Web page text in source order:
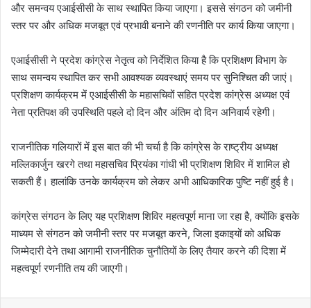
और समन्वय एआईसीसी के साथ स्थापित किया जाएगा। इससे संगठन को जमीनी
स्तर पर और अधिक मजबूत एवं प्रभावी बनाने की रणनीति पर कार्य किया जाएगा।
एआईसीसी ने प्रदेश कांग्रेस नेतृत्व को निर्देशित किया है कि प्रशिक्षण विभाग के
साथ समन्वय स्थापित कर सभी आवश्यक व्यवस्थाएं समय पर सुनिश्चित की जाएं।
प्रशिक्षण कार्यक्रम में एआईसीसी के महासचिवों सहित प्रदेश कांग्रेस अध्यक्ष एवं
नेता प्रतिपक्ष की उपस्थिति पहले दो दिन और अंतिम दो दिन अनिवार्य रहेगी।
राजनीतिक गलियारों में इस बात की भी चर्चा है कि कांग्रेस के राष्ट्रीय अध्यक्ष
मल्लिकार्जुन खरगे तथा महासचिव प्रियंका गांधी भी प्रशिक्षण शिविर में शामिल हो
सकती हैं। हालांकि उनके कार्यक्रम को लेकर अभी आधिकारिक पुष्टि नहीं हुई है।
कांग्रेस संगठन के लिए यह प्रशिक्षण शिविर महत्वपूर्ण माना जा रहा है, क्योंकि इसके
माध्यम से संगठन को जमीनी स्तर पर मजबूत करने, जिला इकाइयों को अधिक
जिम्मेदारी देने तथा आगामी राजनीतिक चुनौतियों के लिए तैयार करने की दिशा में
महत्वपूर्ण रणनीति तय की जाएगी।